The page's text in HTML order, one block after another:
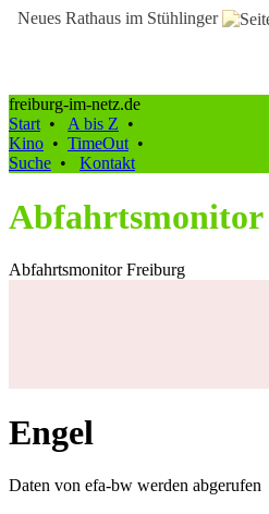
Neues Rathaus im Stühlinger
freiburg-im-netz.de
Start • A bis Z •
Kino • TimeOut •
Suche • Kontakt
Abfahrtsmonitor Freiburg
Engel
Daten von efa-bw werden abgerufen